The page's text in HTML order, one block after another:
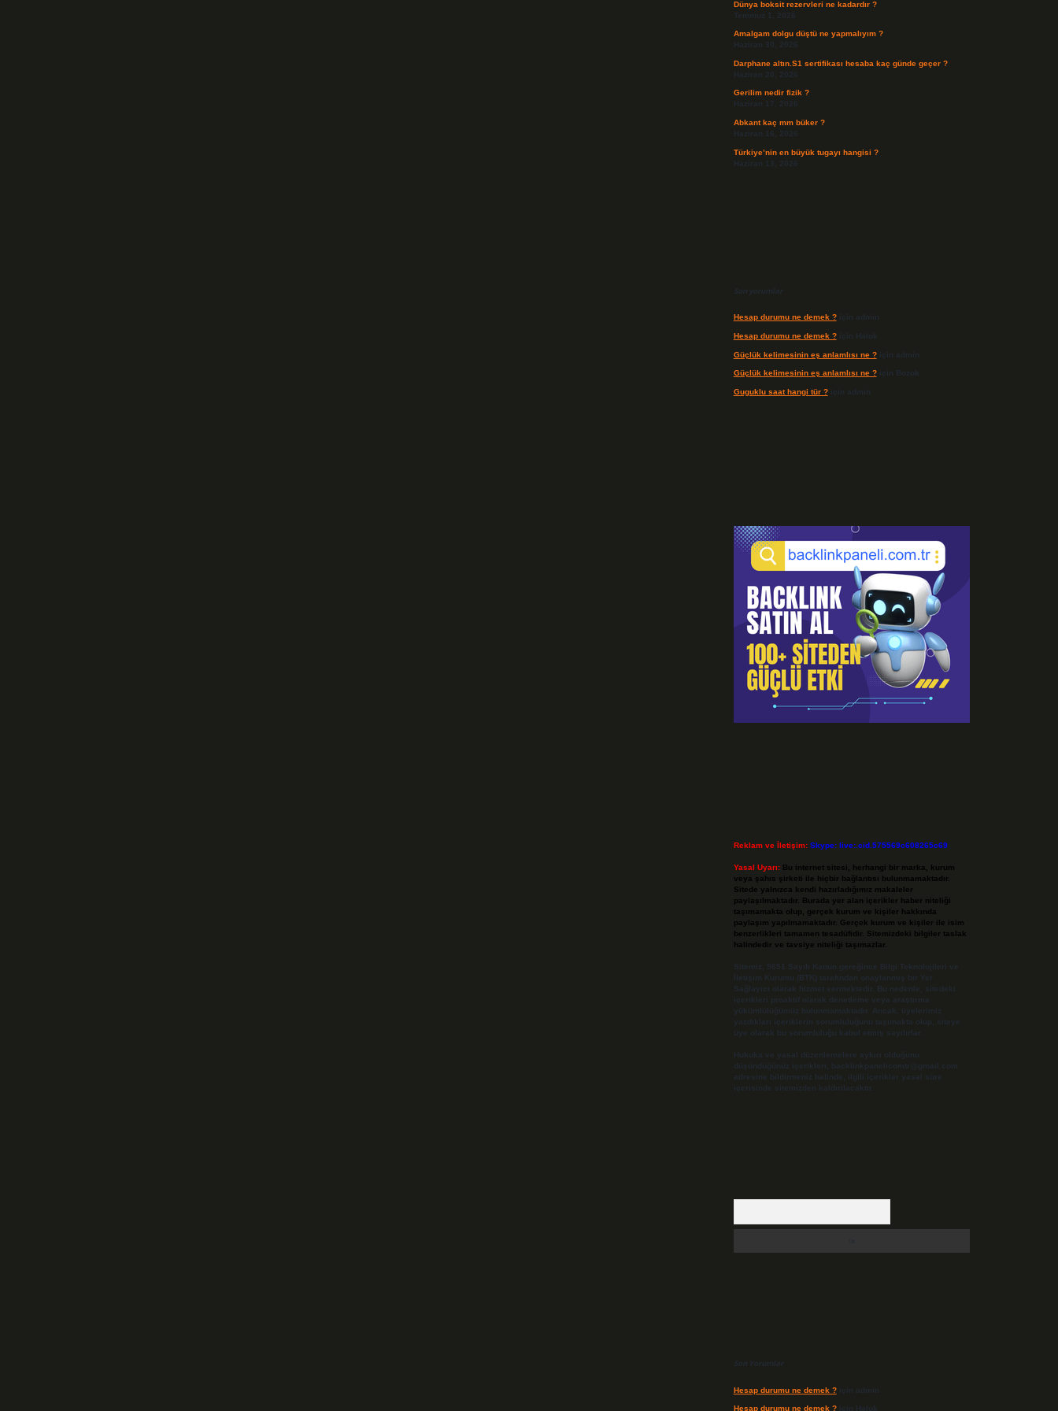
Dünya boksit rezervleri ne kadardır ?
Temmuz 1, 2026
Amalgam dolgu düştü ne yapmalıyım ?
Haziran 30, 2026
Darphane altın.S1 sertifikası hesaba kaç günde geçer ?
Haziran 20, 2026
Gerilim nedir fizik ?
Haziran 17, 2026
Abkant kaç mm büker ?
Haziran 16, 2026
Türkiye’nin en büyük tugayı hangisi ?
Haziran 13, 2026
Son yorumlar
Hesap durumu ne demek ?için admin
Hesap durumu ne demek ?için Haluk
Güçlük kelimesinin eş anlamlısı ne ?için admin
Güçlük kelimesinin eş anlamlısı ne ?için Bozok
Guguklu saat hangi tür ?için admin
Reklam ve İletişim: Skype: live:.cid.575569c608265c69
Yasal Uyarı: Bu internet sitesi, herhangi bir marka, kurum
veya şahıs şirketi ile hiçbir bağlantısı bulunmamaktadır.
Sitede yalnızca kendi hazırladığımız makaleler
paylaşılmaktadır. Burada yer alan içerikler haber niteliği
taşımamakta olup, gerçek kurum ve kişiler hakkında
paylaşım yapılmamaktadır. Gerçek kurum ve kişiler ile isim
benzerlikleri tamamen tesadüfidir. Sitemizdeki bilgiler taslak
halindedir ve tavsiye niteliği taşımazlar.
Sitemiz, 5651 Sayılı Kanun gereğince Bilgi Teknolojileri ve
İletişim Kurumu (BTK) tarafından onaylanmış bir Yer
Sağlayıcı olarak hizmet vermektedir. Bu nedenle, sitedeki
içerikleri proaktif olarak denetleme veya araştırma
yükümlülüğümüz bulunmamaktadır. Ancak, üyelerimiz
yazdıkları içeriklerin sorumluluğunu taşımakta olup, siteye
üye olarak bu sorumluluğu kabul etmiş sayılırlar.
Hukuka ve yasal düzenlemelere aykırı olduğunu
düşündüğünüz içerikleri,
backlinkpanelicomtr@gmail.com
adresine bildirmeniz halinde, ilgili içerikler yasal süre
içerisinde sitemizden kaldırılacaktır.
Son Yorumlar
Hesap durumu ne demek ?için admin
Hesap durumu ne demek ?için Haluk